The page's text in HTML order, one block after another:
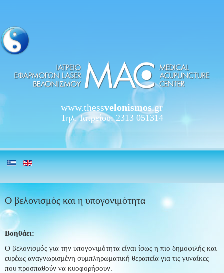
www.thessvelonismos.gr
Τηλ. Ιατρείου: 2313 051314
Ο βελονισμός και η υπογονιμότητα
Βοηθάει:
Ο βελονισμός για την υπογονιμότητα είναι ίσως η πιο δημοφιλής και
ευρέως αναγνωρισμένη συμπληρωματική θεραπεία για τις γυναίκες
που προσπαθούν να κυοφορήσουν.